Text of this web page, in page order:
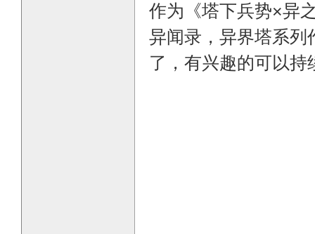
作为《塔下兵势×异
异闻录，异界塔系列
了，有兴趣的可以